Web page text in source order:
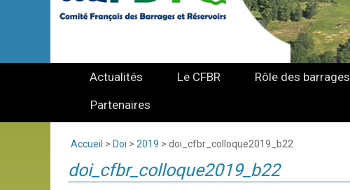
Actualités Le CFBR Rôle des barrages
Partenaires
Accueil > Doi > 2019 > doi_cfbr_colloque2019_b22
doi_cfbr_colloque2019_b22